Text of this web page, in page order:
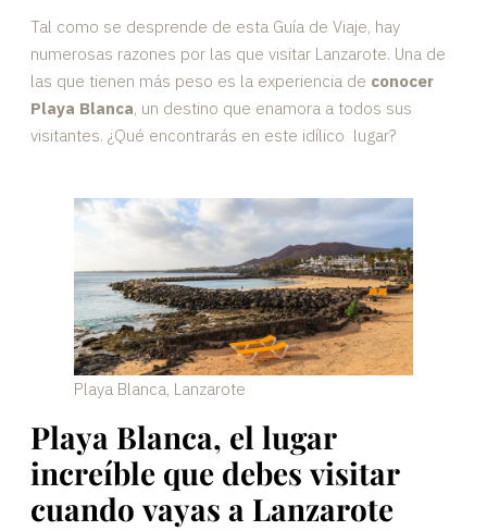
Tal como se desprende de esta Guía de Viaje, hay
numerosas razones por las que visitar Lanzarote. Una de
las que tienen más peso es la experiencia de conocer
Playa Blanca, un destino que enamora a todos sus
visitantes. ¿Qué encontrarás en este idílico lugar?
Playa Blanca, Lanzarote
Playa Blanca, el lugar
increíble que debes visitar
cuando vayas a Lanzarote